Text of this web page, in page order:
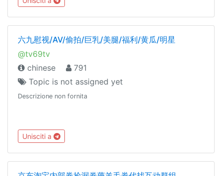
群： @Nas699谷歌云|微软云|阿里云|亚马逊云|各种云☁️交流
群： @Server699分享沉淀： @theguideoftelegram
六九慰视/AV/偷拍/巨乳/美腿/福利/黄瓜/明星
@tv69tv
chinese
791
Topic is not assigned yet
Descrizione non fornita
Unisciti a